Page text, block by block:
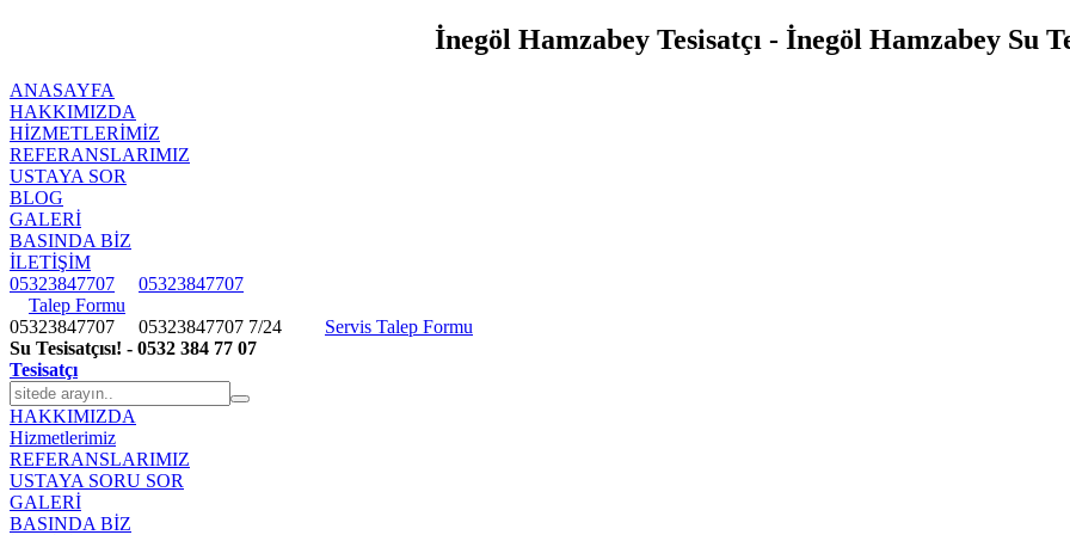
İnegöl Hamzabey Tesisatçı - İnegöl Hamzabey Su
ANASAYFA
HAKKIMIZDA
HIZMETLERIMIZ
REFERANSLARIMIZ
USTAYA SOR
BLOG
GALERİ
BASINDA BİZ
İLETİŞİM
05323847707
05323847707
Talep Formu
05323847707 05323847707 7/24
Servis Talep Formu
Su Tesisatçısı! - 0532 384 77 07
Tesisatçı
HAKKIMIZDA
Hizmetlerimiz
REFERANSLARIMIZ
USTAYA SORU SOR
GALERİ
BASINDA BİZ